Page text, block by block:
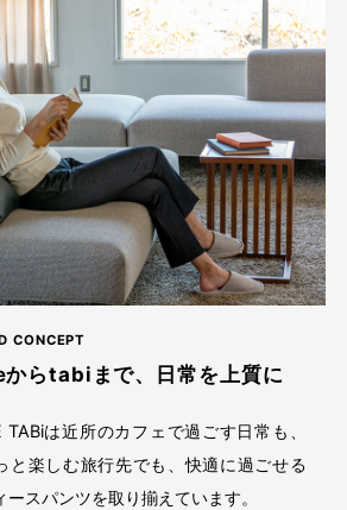
ジュアルにもフォーマルに
CONCEPT
らtabiまで、日常を上質に
TABiは近所のカフェで過ごす日常も、
と楽しむ旅行先でも、快適に過ごせる
ースパンツを取り揃えています。